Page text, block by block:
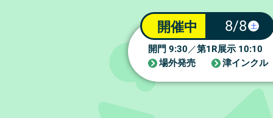
開催中 8/8 土
開門 9:30 ／第1R展示 10:10
場外発売 津インクル